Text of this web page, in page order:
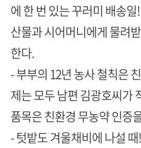
에 한 번 있는 꾸러미 배송
산물과 시어머니에게 물려
한다.
- 부부의 12년 농사 철칙은
제는 모두 남편 김광호씨가
품목은 친환경 무농약 인증
- 텃밭도 겨울채비에 나설